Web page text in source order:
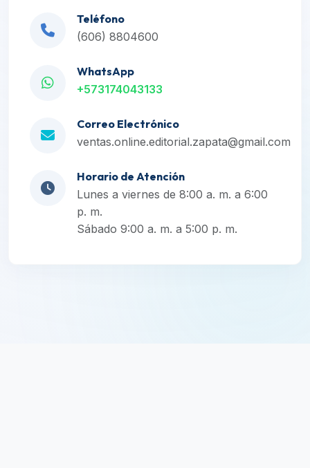
Teléfono
(606) 8804600
WhatsApp
+573174043133
Correo Electrónico
ventas.online.editorial.zapata@gmail.com
Horario de Atención
Lunes a viernes de 8:00 a. m. a 6:00
p. m.
Sábado 9:00 a. m. a 5:00 p. m.